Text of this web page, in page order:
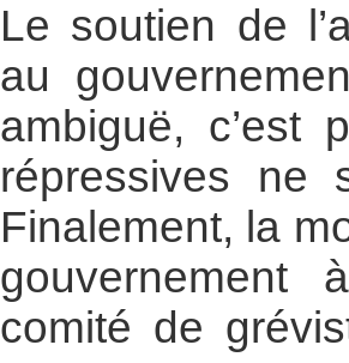
Le soutien de
au
ambiguë, c’est
répressives ne
Finalement, la
gouvernement
comité de